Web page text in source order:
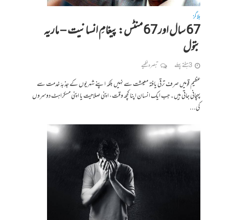
بلاگز
67 سال اور 67 منٹس: پیغامِ انسانیت – ماریہ
بتول
3 ہفتے پہلے تبصرہ لکھیے
عظیم قومیں صرف ترقی یافتہ معیشت سے نہیں بلکہ اپنے شہریوں کے جذبۂ خدمت سے
پہچانی جاتی ہیں۔ جب ایک انسان اپنا کچھ وقت، اپنی صلاحیت یا اپنی مسکراہٹ دوسروں
کی...